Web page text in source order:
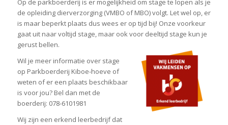
Op de parkboerderij is er mogelijkheid om stage te lopen als je
de opleiding dierverzorging (VMBO of MBO) volgt. Let wel op, er
is maar beperkt plaats dus wees er op tijd bij! Onze voorkeur
gaat uit naar voltijd stage, maar ook voor deeltijd stage kun je
gerust bellen.
Wil je meer informatie over stage
op Parkboerderij Kiboe-hoeve of
weten of er een plaats beschikbaar
is voor jou? Bel dan met de
boerderij: 078-6101981
Wij zijn een erkend leerbedrijf dat